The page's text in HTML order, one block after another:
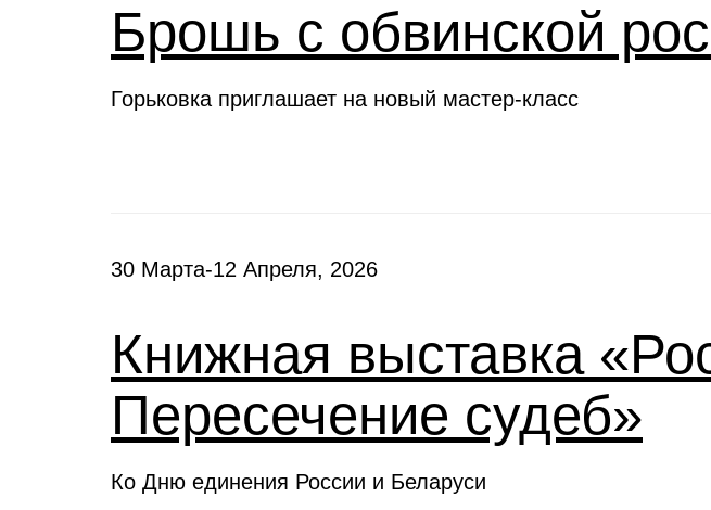
Брошь с обвинской
Горьковка приглашает на новый мастер-класс
30 Марта-12 Апреля, 2026
Книжная выставка
Пересечение судеб»
Ко Дню единения России и Беларуси